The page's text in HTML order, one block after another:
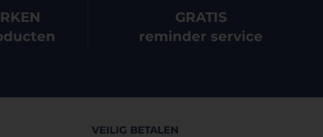
GRATIS
reminder service
VEILIG BETALEN